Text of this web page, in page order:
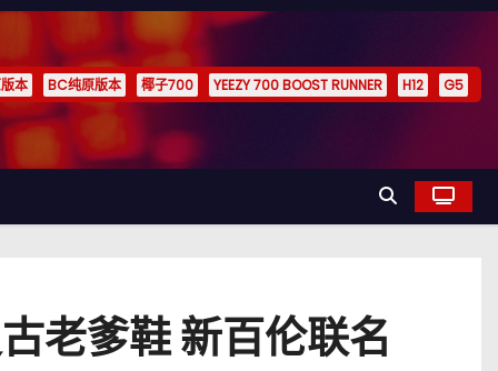
本 BC纯原版本 椰子700 YEEZY 700 BOOST RUNNER H12 G5
老爹鞋 新百伦联名